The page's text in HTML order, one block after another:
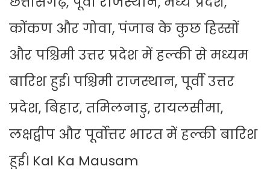
कोंकण और गोवा, पंजाब के कुछ हिस्सों
और पश्चिमी उत्तर प्रदेश में हल्की से मध्यम
बारिश हुई। पश्चिमी राजस्थान, पूर्वी उत्तर
प्रदेश, बिहार, तमिलनाडु, रायलसीमा,
लक्षद्वीप और पूर्वोत्तर भारत में हल्की बारिश
हुई। Kal Ka Mausam